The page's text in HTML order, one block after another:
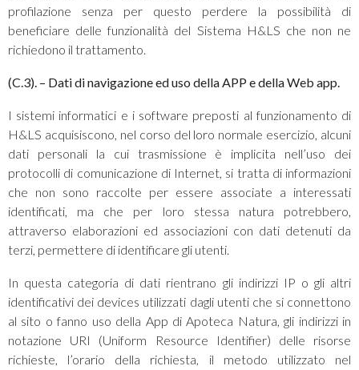
profilazione senza per questo perdere la possibilità di
beneficiare delle funzionalità del Sistema H&LS che non ne
richiedono il trattamento.
(C.3). – Dati di navigazione ed uso della APP e della Web app.
I sistemi informatici e i software preposti al funzionamento di
H&LS acquisiscono, nel corso del loro normale esercizio, alcuni
dati personali la cui trasmissione è implicita nell’uso dei
protocolli di comunicazione di Internet, si tratta di informazioni
che non sono raccolte per essere associate a interessati
identificati, ma che per loro stessa natura potrebbero,
attraverso elaborazioni ed associazioni con dati detenuti da
terzi, permettere di identificare gli utenti.
In questa categoria di dati rientrano gli indirizzi IP o gli altri
identificativi dei devices utilizzati dagli utenti che si connettono
al sito o fanno uso della App di Apoteca Natura, gli indirizzi in
notazione URI (Uniform Resource Identifier) delle risorse
richieste, l’orario della richiesta, il metodo utilizzato nel